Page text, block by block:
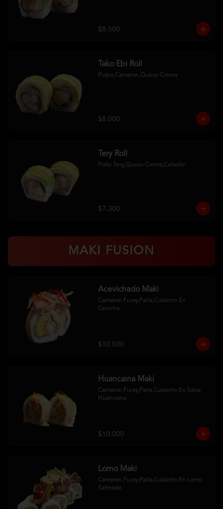
$8.500
Tako Ebi Roll
Pulpo,Camaron,Queso Crema
$8.000
Tery Roll
Pollo Tery,Queso Crema,Cebollin
$7.300
MAKI FUSION
Acevichado Maki
Camaron Furay,Palta,Cubierto En
Ceviche
$10.500
Huancaina Maki
Camaron Furay,Palta,Cubierto En Salsa
Huancaina
$10.000
Lomo Maki
Camaron Furay,Palta,Cubierto En Lomo
Salteado